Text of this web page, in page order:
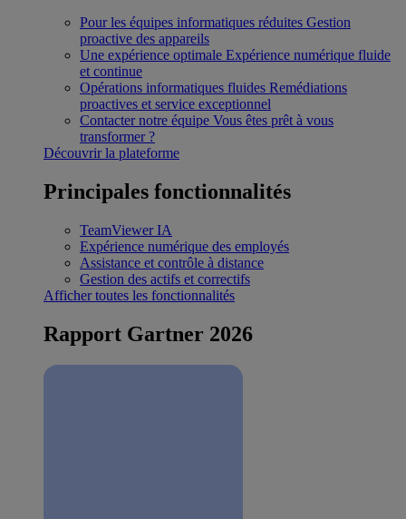
Pour les équipes informatiques réduites Gestion
proactive des appareils
Une expérience optimale Expérience numérique fluide
et continue
Opérations informatiques fluides Remédiations
proactives et service exceptionnel
Contacter notre équipe Vous êtes prêt à vous
transformer ?
Découvrir la plateforme
Principales fonctionnalités
TeamViewer IA
Expérience numérique des employés
Assistance et contrôle à distance
Gestion des actifs et correctifs
Afficher toutes les fonctionnalités
Rapport Gartner 2026